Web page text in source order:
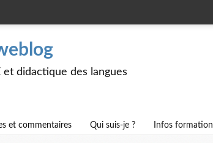
et didactique des langues
et commentaires Qui suis-je ? Infos formation